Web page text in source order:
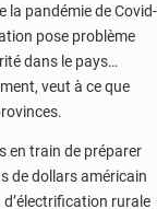
la pandémie de Covid-
pose problème
dans le pays…
veut à ce que
en train de préparer
de dollars américain
rurale